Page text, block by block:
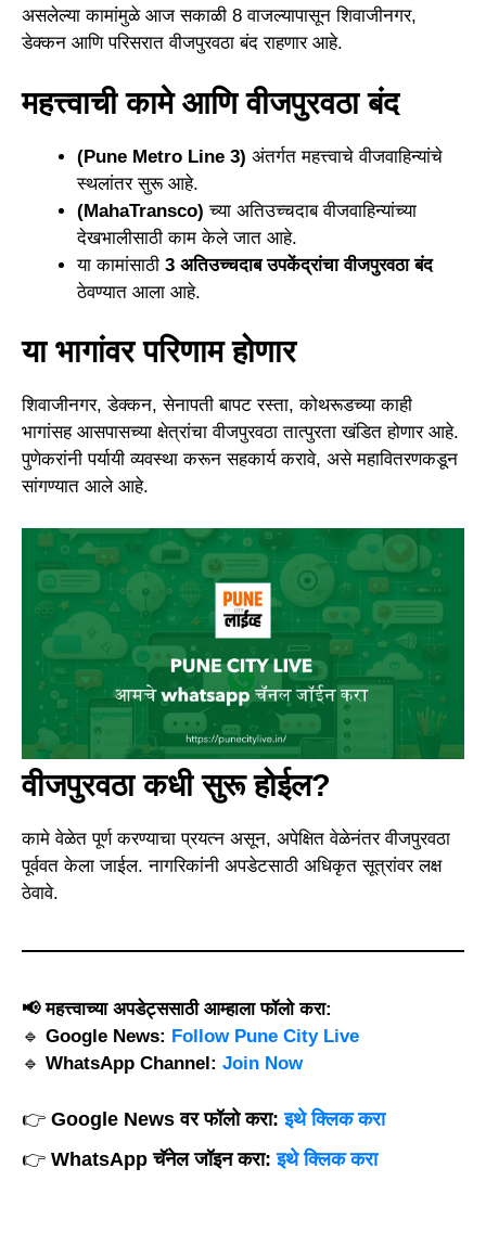
असलेल्या कामांमुळे आज सकाळी 8 वाजल्यापासून शिवाजीनगर,
डेक्कन आणि परिसरात वीजपुरवठा बंद राहणार आहे.
महत्त्वाची कामे आणि वीजपुरवठा बंद
(Pune Metro Line 3) अंतर्गत महत्त्वाचे वीजवाहिन्यांचे
स्थलांतर सुरू आहे.
(MahaTransco) च्या अतिउच्चदाब वीजवाहिन्यांच्या
देखभालीसाठी काम केले जात आहे.
या कामांसाठी 3 अतिउच्चदाब उपकेंद्रांचा वीजपुरवठा बंद
ठेवण्यात आला आहे.
या भागांवर परिणाम होणार
शिवाजीनगर, डेक्कन, सेनापती बापट रस्ता, कोथरूडच्या काही
भागांसह आसपासच्या क्षेत्रांचा वीजपुरवठा तात्पुरता खंडित होणार आहे.
पुणेकरांनी पर्यायी व्यवस्था करून सहकार्य करावे, असे महावितरणकडून
सांगण्यात आले आहे.
वीजपुरवठा कधी सुरू होईल?
कामे वेळेत पूर्ण करण्याचा प्रयत्न असून, अपेक्षित वेळेनंतर वीजपुरवठा
पूर्ववत केला जाईल. नागरिकांनी अपडेटसाठी अधिकृत सूत्रांवर लक्ष
ठेवावे.
📢 महत्त्वाच्या अपडेट्ससाठी आम्हाला फॉलो करा:
🔹 Google News: Follow Pune City Live
🔹 WhatsApp Channel: Join Now
👉 Google News वर फॉलो करा: इथे क्लिक करा
👉 WhatsApp चॅनेल जॉइन करा: इथे क्लिक करा